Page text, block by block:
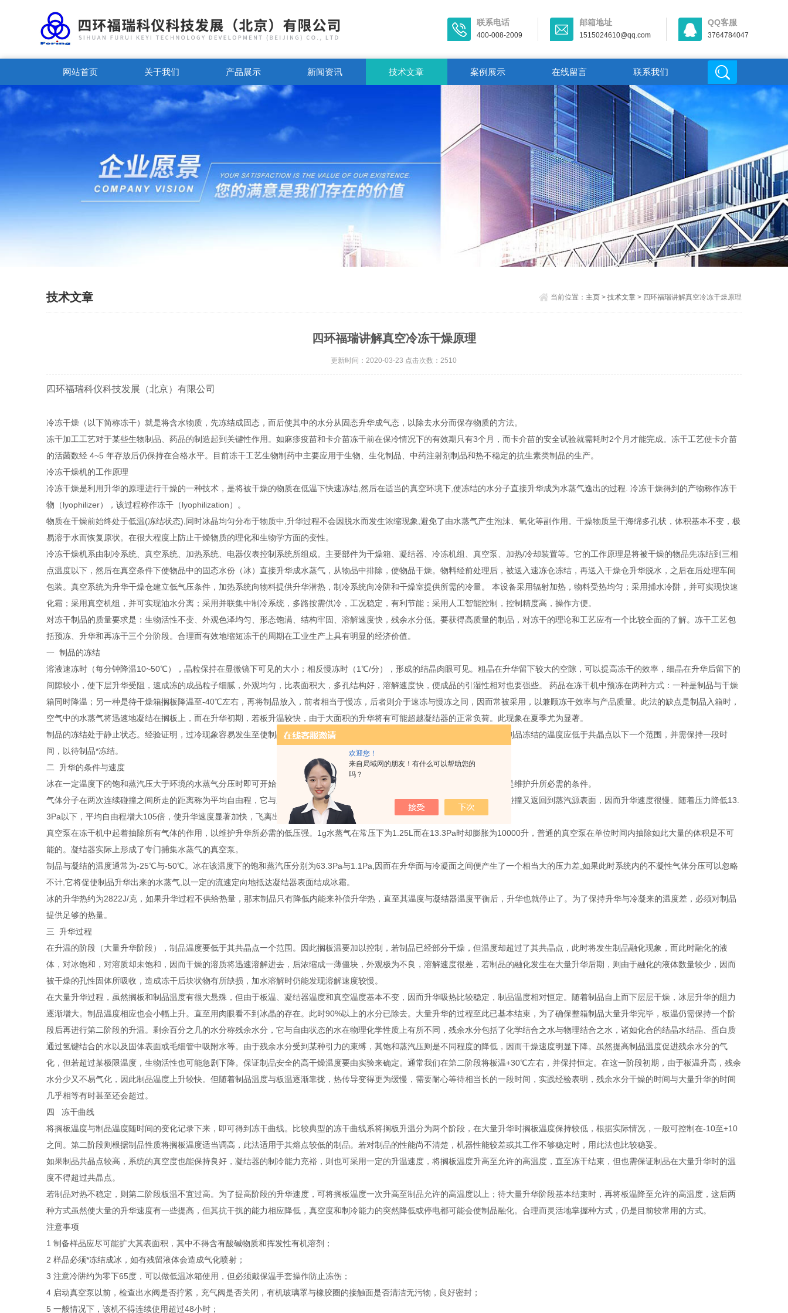
欢迎您！
来自局域网的朋友！有什么可以帮助您的
吗？
联系电话
400-008-2009
邮箱地址
1515024610@qq.com
QQ客服
3764784047
网站首页 关于我们 产品展示 新闻资讯 技术文章 案例展示 在线留言 联系我们
技术文章 当前位置： 主页> 技术文章> 四环福瑞讲解真空冷冻干燥原理
四环福瑞讲解真空冷冻干燥原理
更新时间：2020-03-23 点击次数：2510
四环福瑞科仪科技发展（北京）有限公司
冷冻干燥（以下简称冻干）就是将含水物质，先冻结成固态，而后使其中的水分从固态升华成气态，以除去水分而保存物质的方法。
冻干加工工艺对于某些生物制品、药品的制造起到关键性作用。如麻疹疫苗和卡介苗冻干前在保冷情况下的有效期只有3个月，而卡介苗的安全试验就需耗时2个月才能完成。冻干工艺使卡介苗
的活菌数经 4~5 年存放后仍保持在合格水平。目前冻干工艺生物制药中主要应用于生物、生化制品、中药注射剂制品和热不稳定的抗生素类制品的生产。
冷冻干燥机的工作原理
冷冻干燥是利用升华的原理进行干燥的一种技术，是将被干燥的物质在低温下快速冻结,然后在适当的真空环境下,使冻结的水分子直接升华成为水蒸气逸出的过程. 冷冻干燥得到的产物称作冻干
物（lyophilizer），该过程称作冻干（lyophilization）。
物质在干燥前始终处于低温(冻结状态),同时冰晶均匀分布于物质中,升华过程不会因脱水而发生浓缩现象,避免了由水蒸气产生泡沫、氧化等副作用。干燥物质呈干海绵多孔状，体积基本不变，极
易溶于水而恢复原状。在很大程度上防止干燥物质的理化和生物学方面的变性。
冷冻干燥机系由制冷系统、真空系统、加热系统、电器仪表控制系统所组成。主要部件为干燥箱、凝结器、冷冻机组、真空泵、加热/冷却装置等。它的工作原理是将被干燥的物品先冻结到三相
点温度以下，然后在真空条件下使物品中的固态水份（冰）直接升华成水蒸气，从物品中排除，使物品干燥。物料经前处理后，被送入速冻仓冻结，再送入干燥仓升华脱水，之后在后处理车间
包装。真空系统为升华干燥仓建立低气压条件，加热系统向物料提供升华潜热，制冷系统向冷阱和干燥室提供所需的冷量。 本设备采用辐射加热，物料受热均匀；采用捕水冷阱，并可实现快速
化霜；采用真空机组，并可实现油水分离；采用并联集中制冷系统，多路按需供冷，工况稳定，有利节能；采用人工智能控制，控制精度高，操作方便。
对冻干制品的质量要求是：生物活性不变、外观色泽均匀、形态饱满、结构牢固、溶解速度快，残余水分低。要获得高质量的制品，对冻干的理论和工艺应有一个比较全面的了解。冻干工艺包
括预冻、升华和再冻干三个分阶段。合理而有效地缩短冻干的周期在工业生产上具有明显的经济价值。
一 制品的冻结
溶液速冻时（每分钟降温10~50℃），晶粒保持在显微镜下可见的大小；相反慢冻时（1℃/分），形成的结晶肉眼可见。粗晶在升华留下较大的空隙，可以提高冻干的效率，细晶在升华后留下的
间隙较小，使下层升华受阻，速成冻的成品粒子细腻，外观均匀，比表面积大，多孔结构好，溶解速度快，便成品的引湿性相对也要强些。 药品在冻干机中预冻在两种方式：一种是制品与干燥
箱同时降温；另一种是待干燥箱搁板降温至-40℃左右，再将制品放入，前者相当于慢冻，后者则介于速冻与慢冻之间，因而常被采用，以兼顾冻干效率与产品质量。此法的缺点是制品入箱时，
空气中的水蒸气将迅速地凝结在搁板上，而在升华初期，若板升温较快，由于大面积的升华将有可能超越凝结器的正常负荷。此现象在夏季尤为显著。
制品的冻结处于静止状态。经验证明，过冷现象容易发生至使制品温度虽已达到共晶点。但溶质仍不结晶，为了克服过冷现象，制品冻结的温度应低于共晶点以下一个范围，并需保持一段时
间，以待制品*冻结。
二 升华的条件与速度
冰在一定温度下的饱和蒸汽压大于环境的水蒸气分压时即可开始升华；比制品温更低的凝结器对水水蒸气的抽吸与捕获作用，则是维护升所必需的条件。
气体分子在两次连续碰撞之间所走的距离称为平均自由程，它与压力成反比。在常压下，其值很小，升华的水分子很容易与气体碰撞又返回到蒸汽源表面，因而升华速度很慢。随着压力降低13.
3Pa以下，平均自由程增大105倍，使升华速度显著加快，飞离出来的水分子很少改变自己的方面，从而形成了定向的蒸汽流。
真空泵在冻干机中起着抽除所有气体的作用，以维护升华所必需的低压强。1g水蒸气在常压下为1.25L而在13.3Pa时却膨胀为10000升，普通的真空泵在单位时间内抽除如此大量的体积是不可
能的。凝结器实际上形成了专门捕集水蒸气的真空泵。
制品与凝结的温度通常为-25℃与-50℃。冰在该温度下的饱和蒸汽压分别为63.3Pa与1.1Pa,因而在升华面与冷凝面之间便产生了一个相当大的压力差,如果此时系统内的不凝性气体分压可以忽略
不计,它将促使制品升华出来的水蒸气,以一定的流速定向地抵达凝结器表面结成冰霜。
冰的升华热约为2822J/克，如果升华过程不供给热量，那末制品只有降低内能来补偿升华热，直至其温度与凝结器温度平衡后，升华也就停止了。为了保持升华与冷凝来的温度差，必须对制品
提供足够的热量。
三 升华过程
在升温的阶段（大量升华阶段），制品温度要低于其共晶点一个范围。因此搁板温要加以控制，若制品已经部分干燥，但温度却超过了其共晶点，此时将发生制品融化现象，而此时融化的液
体，对冰饱和，对溶质却未饱和，因而干燥的溶质将迅速溶解进去，后浓缩成一薄僵块，外观极为不良，溶解速度很差，若制品的融化发生在大量升华后期，则由于融化的液体数量较少，因而
被干燥的孔性固体所吸收，造成冻干后块状物有所缺损，加水溶解时仍能发现溶解速度较慢。
在大量升华过程，虽然搁板和制品温度有很大悬殊，但由于板温、凝结器温度和真空温度基本不变，因而升华吸热比较稳定，制品温度相对恒定。随着制品自上而下层层干燥，冰层升华的阻力
逐渐增大。制品温度相应也会小幅上升。直至用肉眼看不到冰晶的存在。此时90%以上的水分已除去。大量升华的过程至此已基本结束，为了确保整箱制品大量升华完毕，板温仍需保持一个阶
段后再进行第二阶段的升温。剩余百分之几的水分称残余水分，它与自由状态的水在物理化学性质上有所不同，残余水分包括了化学结合之水与物理结合之水，诸如化合的结晶水结晶、蛋白质
通过氢键结合的水以及固体表面或毛细管中吸附水等。由于残余水分受到某种引力的束缚，其饱和蒸汽压则是不同程度的降低，因而干燥速度明显下降。虽然提高制品温度促进残余水分的气
化，但若超过某极限温度，生物活性也可能急剧下降。保证制品安全的高干燥温度要由实验来确定。通常我们在第二阶段将板温+30℃左右，并保持恒定。在这一阶段初期，由于板温升高，残余
水分少又不易气化，因此制品温度上升较快。但随着制品温度与板温逐渐靠拢，热传导变得更为缓慢，需要耐心等待相当长的一段时间，实践经验表明，残余水分干燥的时间与大量升华的时间
几乎相等有时甚至还会超过。
四 冻干曲线
将搁板温度与制品温度随时间的变化记录下来，即可得到冻干曲线。比较典型的冻干曲线系将搁板升温分为两个阶段，在大量升华时搁板温度保持较低，根据实际情况，一般可控制在-10至+10
之间。第二阶段则根据制品性质将搁板温度适当调高，此法适用于其熔点较低的制品。若对制品的性能尚不清楚，机器性能较差或其工作不够稳定时，用此法也比较稳妥。
如果制品共晶点较高，系统的真空度也能保持良好，凝结器的制冷能力充裕，则也可采用一定的升温速度，将搁板温度升高至允许的高温度，直至冻干结束，但也需保证制品在大量升华时的温
度不得超过共晶点。
若制品对热不稳定，则第二阶段板温不宜过高。为了提高阶段的升华速度，可将搁板温度一次升高至制品允许的高温度以上；待大量升华阶段基本结束时，再将板温降至允许的高温度，这后两
种方式虽然使大量的升华速度有一些提高，但其抗干扰的能力相应降低，真空度和制冷能力的突然降低或停电都可能会使制品融化。合理而灵活地掌握种方式，仍是目前较常用的方式。
注意事项
1 制备样品应尽可能扩大其表面积，其中不得含有酸碱物质和挥发性有机溶剂；
2 样品必须*冻结成冰，如有残留液体会造成气化喷射；
3 注意冷阱约为零下65度，可以做低温冰箱使用，但必须戴保温手套操作防止冻伤；
4 启动真空泵以前，检查出水阀是否拧紧，充气阀是否关闭，有机玻璃罩与橡胶圈的接触面是否清洁无污物，良好密封；
5 一般情况下，该机不得连续使用超过48小时；